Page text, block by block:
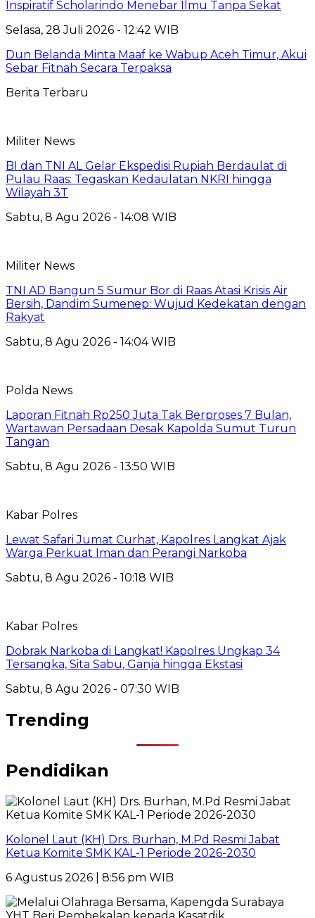
Inspiratif Scholarindo Menebar Ilmu Tanpa Sekat
Selasa, 28 Juli 2026 - 12:42 WIB
Dun Belanda Minta Maaf ke Wabup Aceh Timur, Akui
Sebar Fitnah Secara Terpaksa
Berita Terbaru
Militer News
BI dan TNI AL Gelar Ekspedisi Rupiah Berdaulat di
Pulau Raas: Tegaskan Kedaulatan NKRI hingga
Wilayah 3T
Sabtu, 8 Agu 2026 - 14:08 WIB
Militer News
TNI AD Bangun 5 Sumur Bor di Raas Atasi Krisis Air
Bersih, Dandim Sumenep: Wujud Kedekatan dengan
Rakyat
Sabtu, 8 Agu 2026 - 14:04 WIB
Polda News
Laporan Fitnah Rp250 Juta Tak Berproses 7 Bulan,
Wartawan Persadaan Desak Kapolda Sumut Turun
Tangan
Sabtu, 8 Agu 2026 - 13:50 WIB
Kabar Polres
Lewat Safari Jumat Curhat, Kapolres Langkat Ajak
Warga Perkuat Iman dan Perangi Narkoba
Sabtu, 8 Agu 2026 - 10:18 WIB
Kabar Polres
Dobrak Narkoba di Langkat! Kapolres Ungkap 34
Tersangka, Sita Sabu, Ganja hingga Ekstasi
Sabtu, 8 Agu 2026 - 07:30 WIB
Trending
Pendidikan
Kolonel Laut (KH) Drs. Burhan, M.Pd Resmi Jabat
Ketua Komite SMK KAL-1 Periode 2026-2030
6 Agustus 2026 | 8:56 pm WIB